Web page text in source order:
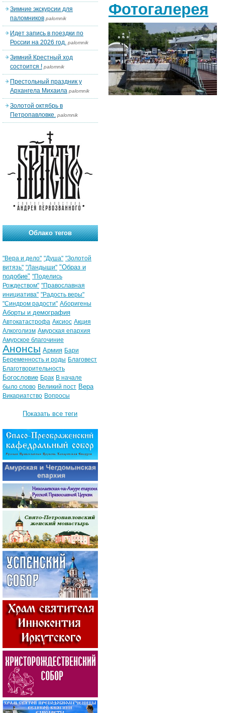
Фотогалерея
Зимние экскурсии для
паломников palomnik
Идет запись в поездки по
России на 2026 год. palomnik
Зимний Крестный ход
состоится ! palomnik
Престольный праздник у
Архангела Михаила palomnik
Золотой октябрь в
Петропавловке. palomnik
Облако тегов
"Вера и дело" "Душа" "Золотой
витязь" "Ландыши" "Образ и
подобие" "Поделись
Рождеством" "Православная
инициатива" "Радость веры"
"Синдром радости" Аборигены
Аборты и демография
Автокатастрофа Аксиос Акция
Алкоголизм Амурская епархия
Амурское благочиние
Анонсы Армия Бари
Беременность и роды Благовест
Благотворительность
Богословие Брак В начале
было слово Великий пост Вера
Викариатство Вопросы
Показать все теги